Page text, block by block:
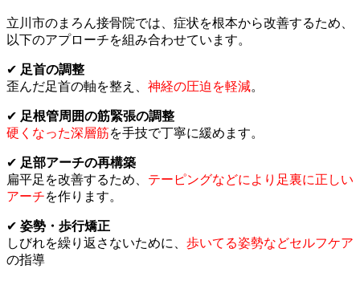
立川市のまろん接骨院では、症状を根本から改善するため、
以下のアプローチを組み合わせています。
✔ 足首の調整
歪んだ足首の軸を整え、 神経の圧迫を軽減。
✔ 足根管周囲の筋緊張の調整
硬くなった深層筋を手技で丁寧に緩めます。
✔ 足部アーチの再構築
扁平足を改善するため、 テーピングなどにより足裏に正しい
アーチを作ります。
✔ 姿勢・歩行矯正
しびれを繰り返さないために、 歩いてる姿勢などセルフケア
の指導